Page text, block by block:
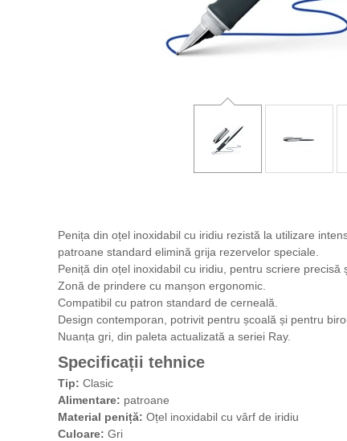
Penița din oțel inoxidabil cu iridiu rezistă la utilizare
patroane standard elimină grija rezervelor speciale.
Peniță din oțel inoxidabil cu iridiu, pentru scriere precisă
Zonă de prindere cu manșon ergonomic.
Compatibil cu patron standard de cerneală.
Design contemporan, potrivit pentru școală și pentru
Nuanța gri, din paleta actualizată a seriei Ray.
Specificații tehnice
Tip: Clasic
Alimentare: patroane
Material peniță: Oțel inoxidabil cu vârf de iridiu
Culoare: Gri